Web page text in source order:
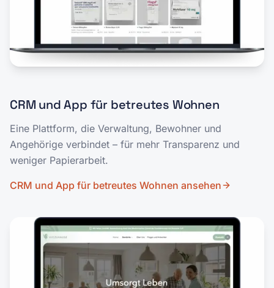
CRM und App für betreutes Wohnen
Eine Plattform, die Verwaltung, Bewohner und
Angehörige verbindet – für mehr Transparenz und
weniger Papierarbeit.
CRM und App für betreutes Wohnen ansehen